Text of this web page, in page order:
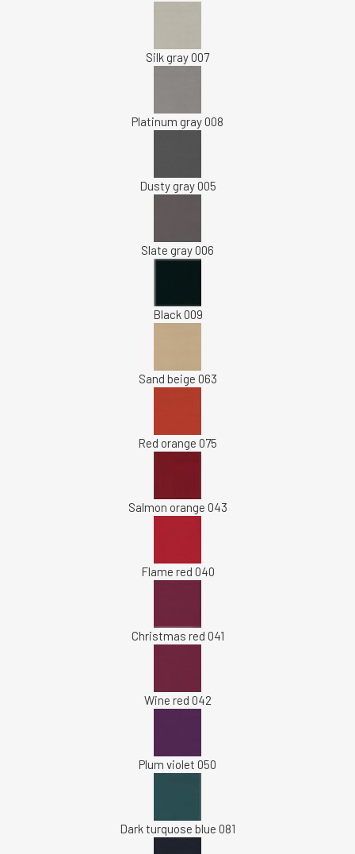
Silk gray 007
Platinum gray 008
Dusty gray 005
Slate gray 006
Black 009
Sand beige 063
Red orange 075
Salmon orange 043
Flame red 040
Christmas red 041
Wine red 042
Plum violet 050
Dark turquose blue 081